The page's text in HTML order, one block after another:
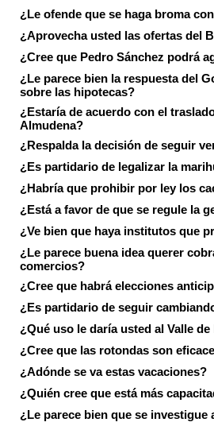
¿Le ofende que se haga broma
¿Aprovecha usted las ofertas del
¿Cree que Pedro Sánchez podrá
¿Le parece bien la respuesta del
sobre las hipotecas?
¿Estaría de acuerdo con el
Almudena?
¿Respalda la decisión de seguir
¿Es partidario de legalizar la
¿Habría que prohibir por ley los
¿Está a favor de que se regule la
¿Ve bien que haya institutos que
¿Le parece buena idea querer
comercios?
¿Cree que habrá elecciones
¿Es partidario de seguir
¿Qué uso le daría usted al Valle
¿Cree que las rotondas son
¿Adónde se va estas vacaciones?
¿Quién cree que está más
¿Le parece bien que se investigue